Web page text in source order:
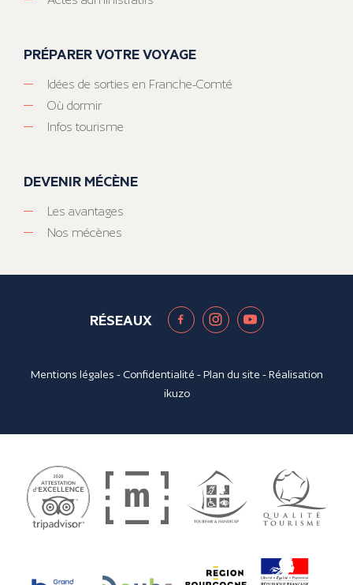
PRÉPARER VOTRE VOYAGE
Idées de sorties en Franche-Comté
Où dormir
Infos tourisme
DEVENIR MÉCÈNE
Les avantages
Nos mécènes
RÉSEAUX
Mentions légales - Confidentialité -Plan du site - Réalisation
ikuzo